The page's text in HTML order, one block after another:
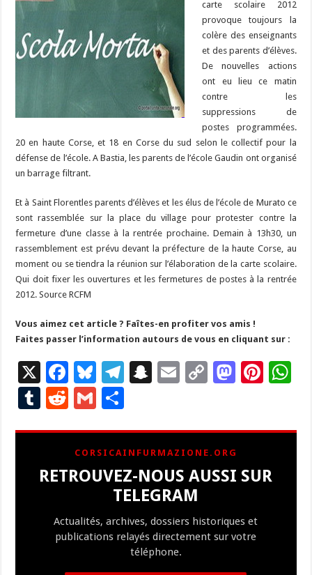
o
o
k
m
c
h
at
Li
n
k
o
n
t
p
p
bl
r
t
er
carte scolaire 2012
provoque toujours la
colère des enseignants
et des parents d’élèves.
De nouvelles actions
ont eu lieu ce matin
contre les
suppressions de
postes programmées.
20 en haute Corse, et 18 en Corse du sud selon le collectif pour la
défense de l’école. A Bastia, les parents de l’école Gaudin ont organisé
un barrage filtrant.
Et à Saint Florentles parents d’élèves et les élus de l’école de Murato ce
sont rassemblée sur la place du village pour protester contre la
fermeture d’une classe à la rentrée prochaine. Demain à 13h30, un
rassemblement est prévu devant la préfecture de la haute Corse, au
moment ou se tiendra la réunion sur l’élaboration de la carte scolaire.
Qui doit fixer les ouvertures et les fermetures de postes à la rentrée
2012. Source RCFM
Vous aimez cet article ? Faîtes-en profiter vos amis !
Faites passer l’information autours de vous en cliquant sur :
X
F
ac
e
b
o
o
Bl
u
es
ky
T
gr
a
m
S
p
c
h
at
E
l
C
y
Li
n
M
d
n
Pi
es
T
bl
r
R
d
di
t
G
ai
l
ta
g
er
CORSICAINFURMAZIONE.ORG
RETROUVEZ-NOUS AUSSI SUR
TELEGRAM
Actualités, archives, dossiers historiques et
publications relayés directement sur votre
téléphone.